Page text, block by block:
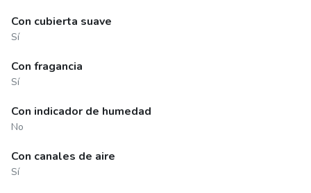
Con cubierta suave
Sí
Con fragancia
Sí
Con indicador de humedad
No
Con canales de aire
Sí